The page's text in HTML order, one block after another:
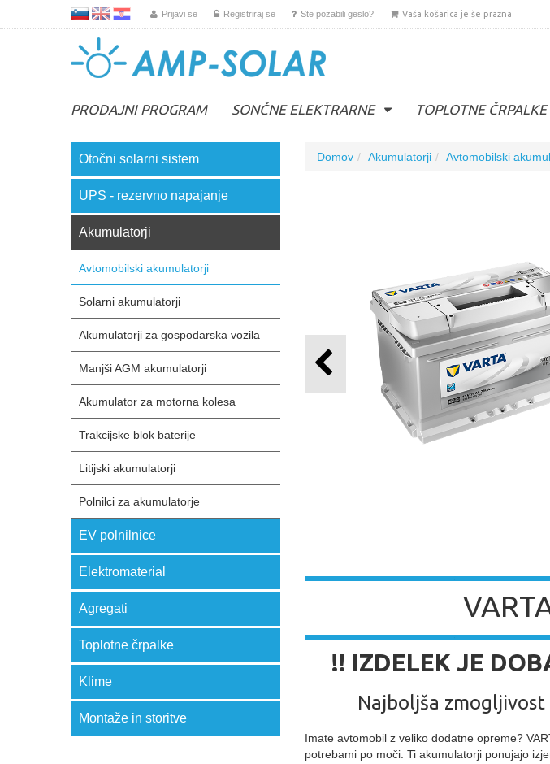
Prijavi se Registriraj se Ste pozabili geslo? Vaša košarica je še prazna
PRODAJNI PROGRAM SONČNE ELEKTRARNE TOPLOTNE ČRPALKE
Otočni solarni sistem
UPS - rezervno napajanje
Akumulatorji
Avtomobilski akumulatorji
Solarni akumulatorji
Akumulatorji za gospodarska vozila
Manjši AGM akumulatorji
Akumulator za motorna kolesa
Trakcijske blok baterije
Litijski akumulatorji
Polnilci za akumulatorje
EV polnilnice
Elektromaterial
Agregati
Toplotne črpalke
Klime
Montaže in storitve
Domov Akumulatorji Avtomobilski
!! IZDELEK JE
Najboljša
Imate avtomobil z veliko dodatne opreme?
potrebami po moči. Ti akumulatorji ponujajo